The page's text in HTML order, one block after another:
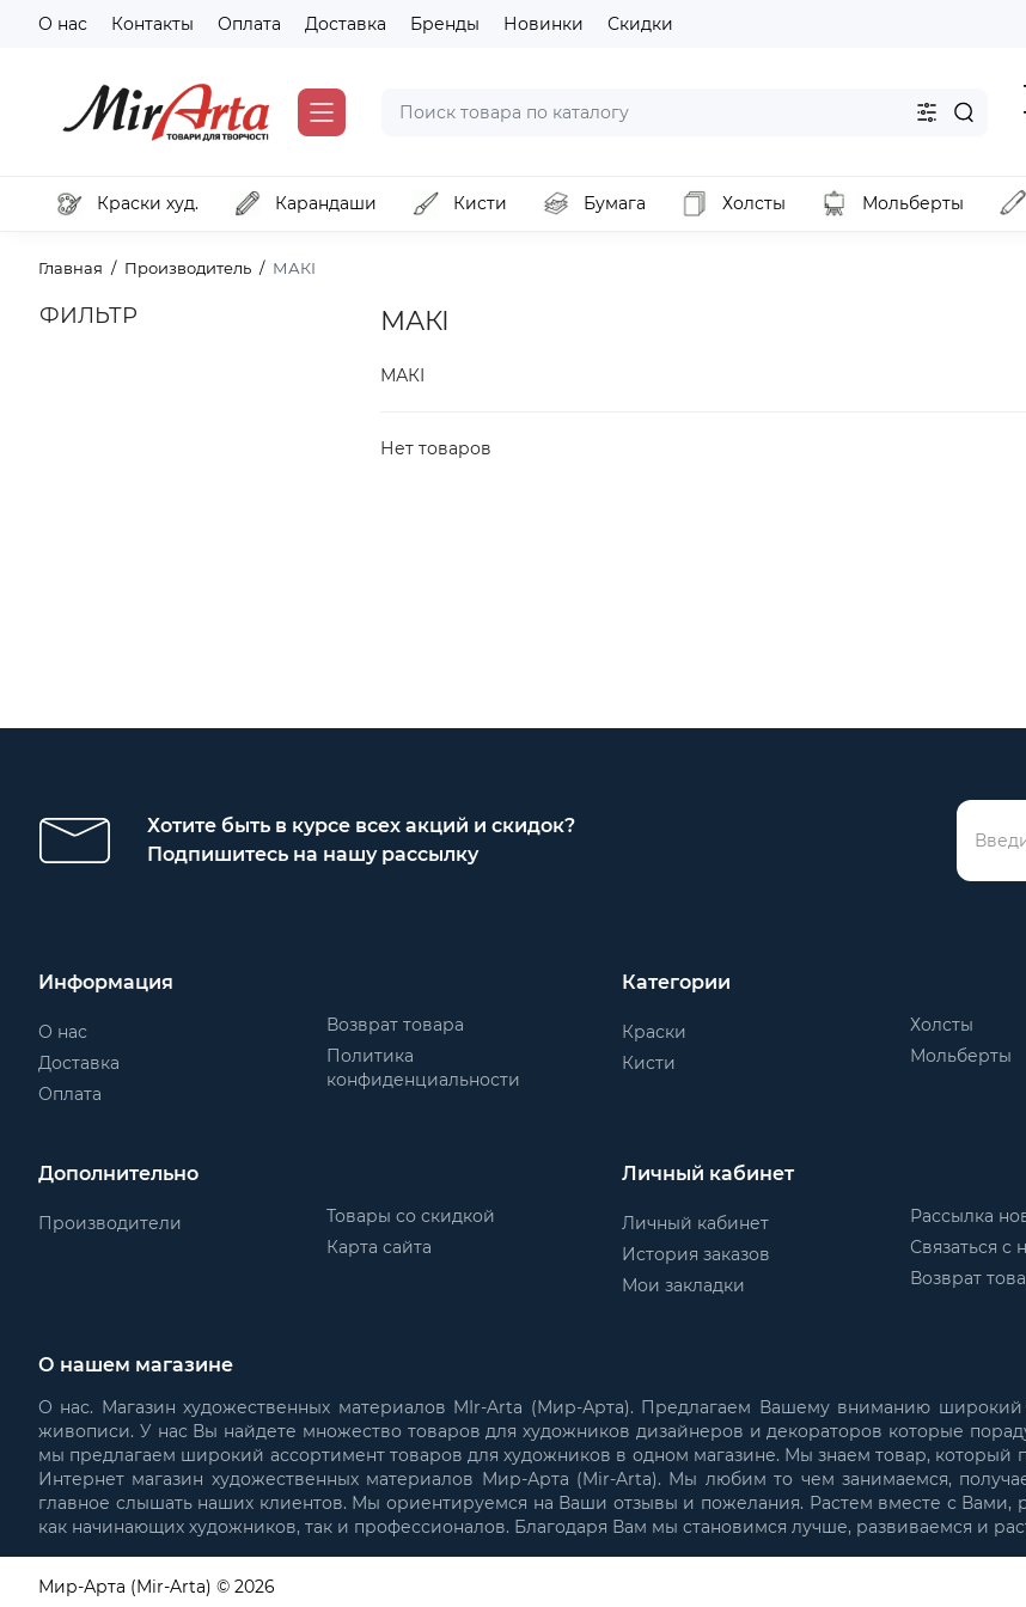
О нас Контакты Оплата Доставка Бренды Новинки Скидки
Краски худ. Карандаши Кисти Бумага Холсты Мольберты
Главная Производитель МАКІ
ФИЛЬТР МАКІ
МАКІ
Нет товаров
Хотите быть в курсе всех акций и скидок?
Подпишитесь на нашу рассылку
Информация
О нас
Доставка
Оплата
Возврат товара
Политика
конфиденциальности
Категории
Краски
Кисти
Холсты
Мольберты
Дополнительно
Производители
Товары со скидкой
Карта сайта
Личный кабинет
Личный кабинет
История заказов
Мои закладки
Рассылка
Связаться с
Возврат
О нашем магазине
О нас. Магазин художественных материалов MIr-Arta (Мир-Арта). Предлагаем Вашему вниманию широкий
живописи. У нас Вы найдете множество товаров для художников дизайнеров и декораторов которые
мы предлагаем широкий ассортимент товаров для художников в одном магазине. Мы знаем товар,
Интернет магазин художественных материалов Мир-Арта (Mir-Arta). Мы любим то чем занимаемся,
главное слышать наших клиентов. Мы ориентируемся на Ваши отзывы и пожелания. Растем вместе с Вами,
как начинающих художников, так и профессионалов. Благодаря Вам мы становимся лучше, развиваемся и
Мир-Арта (Mir-Arta) © 2026